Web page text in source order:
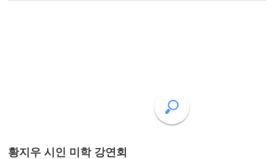
황지우 시인 미학 강연회